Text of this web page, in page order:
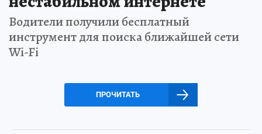
Водители получили бесплатный
инструмент для поиска ближайшей сети
Wi-Fi
ПРОЧИТАТЬ